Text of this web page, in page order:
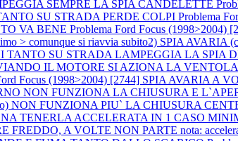
SEMPRE LA SPIA CANDELETTE
SU STRADA PERDE COLPI Problema
VA BENE Problema Ford Focus
> comunque si riavvia subito2) SPIA AVARIA
TANTO SU STRADA LAMPEGGIA LA
IL MOTORE SI AZIONA LA
Focus (1998>2004) [2744] SPIA AVARIA A
NON FUNZIONA LA CHIUSURA E
NON FUNZIONA PIU` LA CHIUSURA
TENERLA ACCELERATA IN 1 CASO
A VOLTE NON PARTE nota: